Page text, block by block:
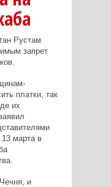
Рустам
запрет
платки, так
их
марта в
и